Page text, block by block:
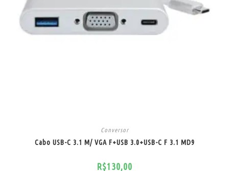
Conversor
Cabo USB-C 3.1 M/ VGA F+USB 3.0+USB-C F 3.1 MD9
R$130,00